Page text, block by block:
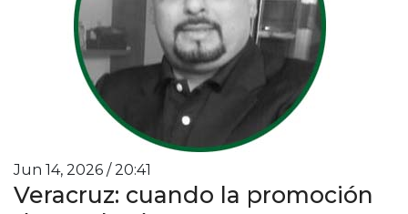
Jun 14, 2026 / 20:41
Veracruz: cuando la promoción